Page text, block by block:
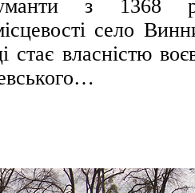
з 1368
село
стає власністю